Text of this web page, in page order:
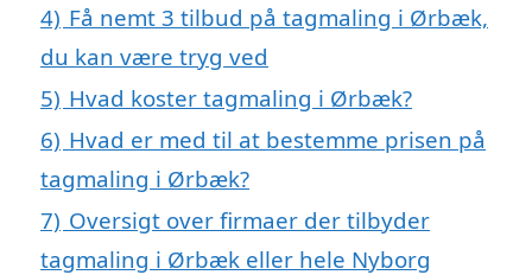
4) Få nemt 3 tilbud på tagmaling i Ørbæk,
du kan være tryg ved
5) Hvad koster tagmaling i Ørbæk?
6) Hvad er med til at bestemme prisen på
tagmaling i Ørbæk?
7) Oversigt over firmaer der tilbyder
tagmaling i Ørbæk eller hele Nyborg